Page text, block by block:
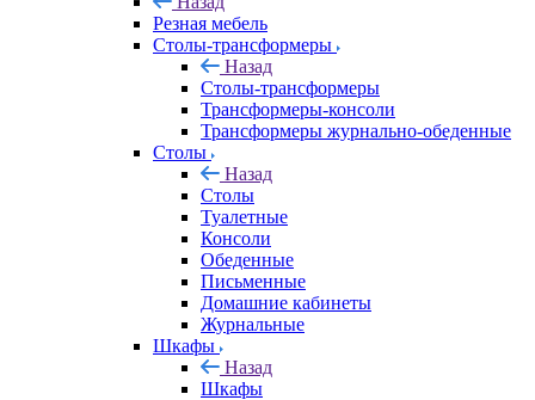
Резная мебель
Столы-трансформеры
Назад
Столы-трансформеры
Трансформеры-консоли
Трансформеры журнально-обеденные
Столы
Назад
Столы
Туалетные
Консоли
Обеденные
Письменные
Домашние кабинеты
Журнальные
Шкафы
Назад
Шкафы